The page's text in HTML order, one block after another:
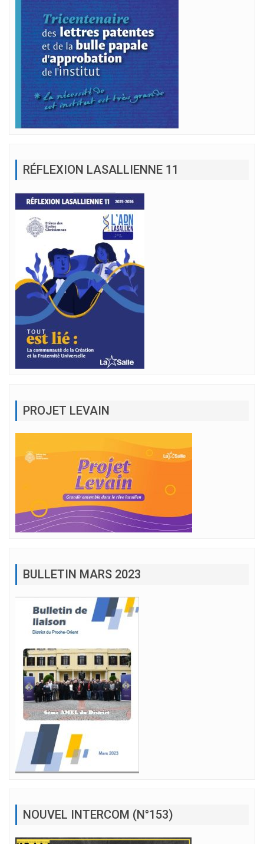
RÉFLEXION LASALLIENNE 11
PROJET LEVAIN
BULLETIN MARS 2023
NOUVEL INTERCOM (N°153)